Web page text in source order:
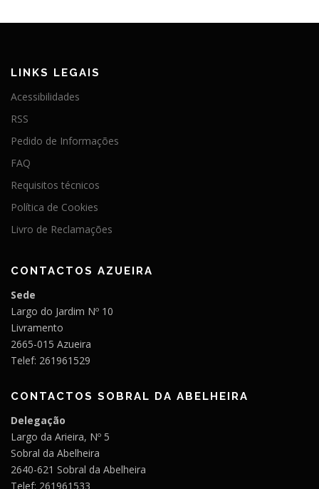
LINKS LEGAIS
Acessibilidades
RSS
Pedido de Informações
FAQ
Requisitos técnicos
Política de Cookies
Livro de Reclamações
CONTACTOS AZUEIRA
Sede
Largo do Jardim Nº 10
Livramento
2665-015 Azueira
Telef: 261961529
CONTACTOS SOBRAL DA ABELHEIRA
Delegação
Largo da Arieira, Nº 5
Sobral da Abelheira
2640-621 Sobral da Abelheira
Telef: 261961533